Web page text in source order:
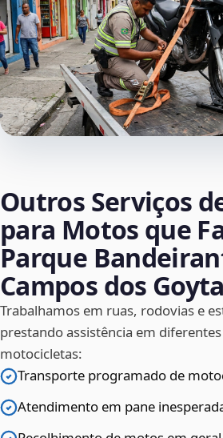
Outros Serviços
para Motos que
Parque
Campos dos
Trabalhamos em ruas, rodovias e
prestando assistência em
motocicletas:
Transporte programado de
Atendimento em pane